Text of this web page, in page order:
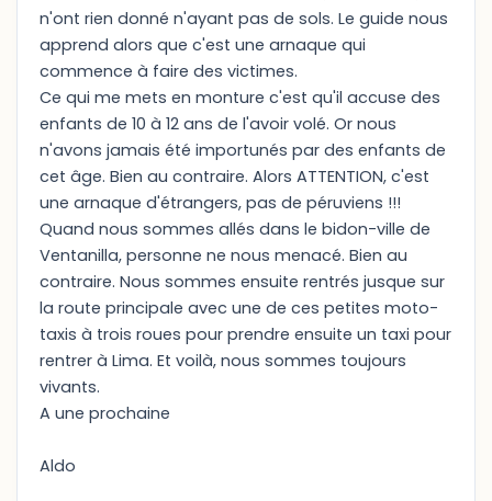
n'ont rien donné n'ayant pas de sols. Le guide nous
apprend alors que c'est une arnaque qui
commence à faire des victimes.
Ce qui me mets en monture c'est qu'il accuse des
enfants de 10 à 12 ans de l'avoir volé. Or nous
n'avons jamais été importunés par des enfants de
cet âge. Bien au contraire. Alors ATTENTION, c'est
une arnaque d'étrangers, pas de péruviens !!!
Quand nous sommes allés dans le bidon-ville de
Ventanilla, personne ne nous menacé. Bien au
contraire. Nous sommes ensuite rentrés jusque sur
la route principale avec une de ces petites moto-
taxis à trois roues pour prendre ensuite un taxi pour
rentrer à Lima. Et voilà, nous sommes toujours
vivants.
A une prochaine
Aldo